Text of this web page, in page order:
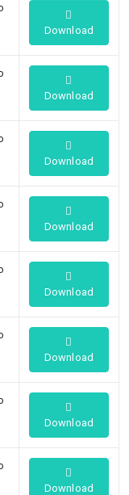
Download
Download
Download
Download
Download
Download
Download
Download